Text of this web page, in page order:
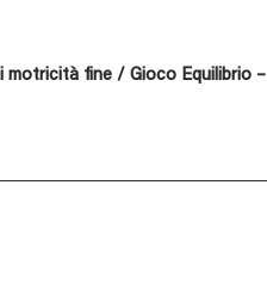
motricità fine / Gioco Equilibrio –